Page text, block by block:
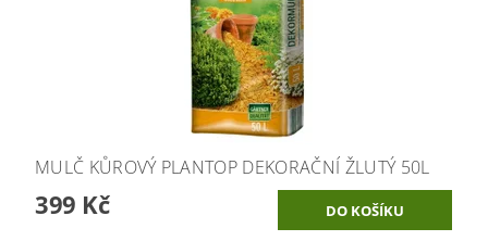
MULČ KŮROVÝ PLANTOP DEKORAČNÍ ŽLUTÝ 50L
399 Kč